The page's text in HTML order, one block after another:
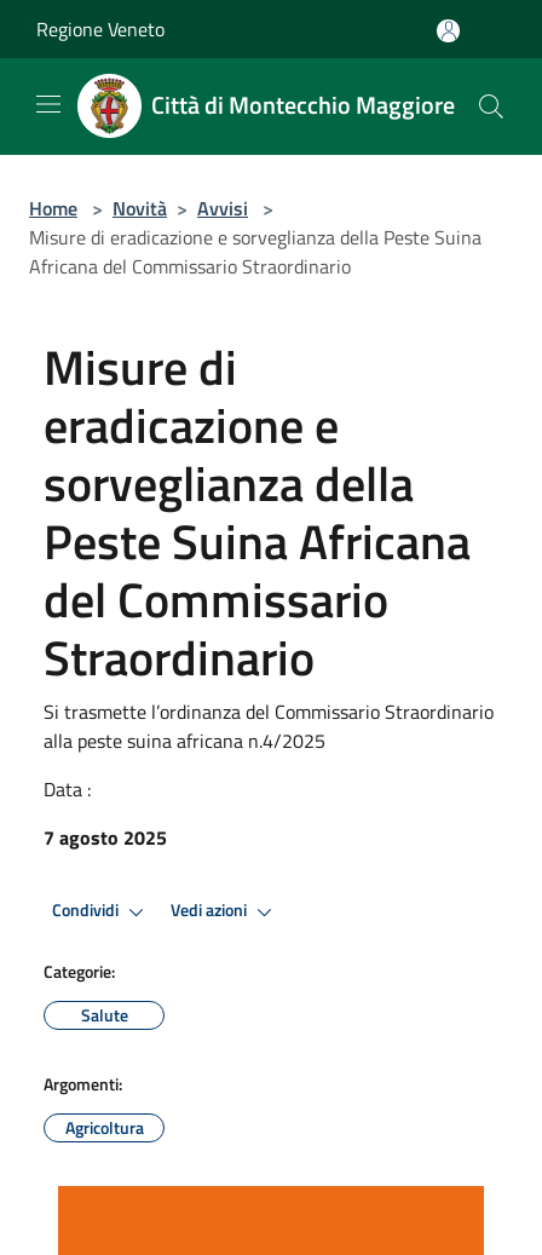
Regione Veneto
Città di Montecchio Maggiore
Home > Novità > Avvisi >
Misure di eradicazione e sorveglianza della Peste Suina
Africana del Commissario Straordinario
Misure di
eradicazione e
sorveglianza della
Peste Suina Africana
del Commissario
Straordinario
Si trasmette l’ordinanza del Commissario Straordinario
alla peste suina africana n.4/2025
Data :
7 agosto 2025
Condividi Vedi azioni
Categorie:
Salute
Argomenti:
Agricoltura